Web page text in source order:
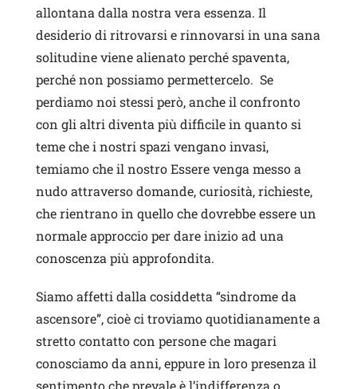
allontana dalla nostra vera essenza. Il
desiderio di ritrovarsi e rinnovarsi in una sana
solitudine viene alienato perché spaventa,
perché non possiamo permettercelo. Se
perdiamo noi stessi però, anche il confronto
con gli altri diventa più difficile in quanto si
teme che i nostri spazi vengano invasi,
temiamo che il nostro Essere venga messo a
nudo attraverso domande, curiosità, richieste,
che rientrano in quello che dovrebbe essere un
normale approccio per dare inizio ad una
conoscenza più approfondita.
Siamo affetti dalla cosiddetta “sindrome da
ascensore”, cioè ci troviamo quotidianamente a
stretto contatto con persone che magari
conosciamo da anni, eppure in loro presenza il
sentimento che prevale è l’indifferenza o